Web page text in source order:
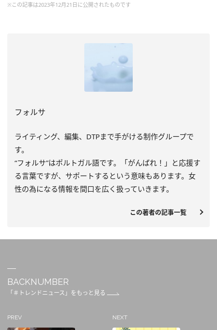
※この記事は2023年12月21日に公開されたものです
フォルサ
ライティング、編集、DTPまで手がける制作グループで
す。
“フォルサ”はポルトガル語です。「がんばれ！」と応援す
る言葉ですが、サポートするという意味もあります。女
性の為になる情報を間口を広く扱っていきます。
この著者の記事一覧
BACKNUMBER
「＃トレンドニュース」をもっと見る
PREV NEXT